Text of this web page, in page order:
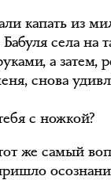
капать из
села на
а затем,
снова
с ножкой?
же самый